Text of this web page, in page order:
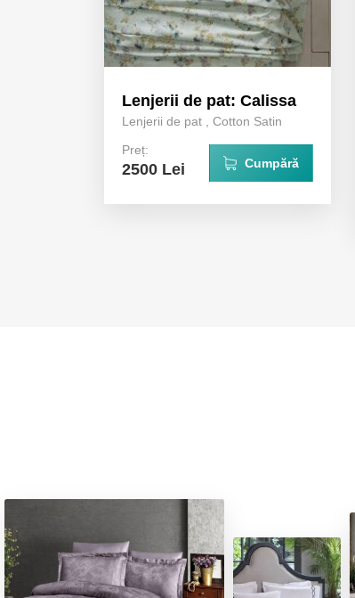
Lenjerii de pat: Calissa
Lenjerii de pat
Cotton Satin
Preț:
2500 Lei Cumpără